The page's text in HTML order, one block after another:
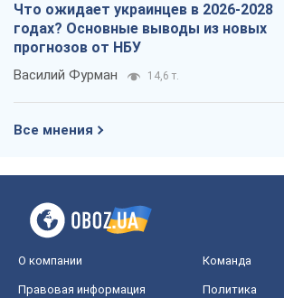
Что ожидает украинцев в 2026-2028
годах? Основные выводы из новых
прогнозов от НБУ
Василий Фурман 14,6 т.
Все мнения
О компании Команда
Правовая информация
Политика